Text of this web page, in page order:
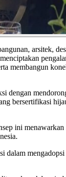
arsitek,
membangun
dengan
bersertifikasi
ini